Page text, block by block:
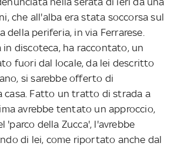
che all'alba era stata soccorsa sul
della periferia, in via Ferrarese.
in discoteca, ha raccontato, un
fuori dal locale, da lei descritto
si sarebbe offerto di
casa. Fatto un tratto di strada a
avrebbe tentato un approccio,
'parco della Zucca', l'avrebbe
di lei, come riportato anche dal